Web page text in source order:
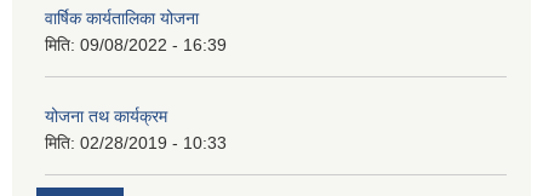
वार्षिक कार्यतालिका योजना
मिति: 09/08/2022 - 16:39
योजना तथ कार्यक्रम
मिति: 02/28/2019 - 10:33